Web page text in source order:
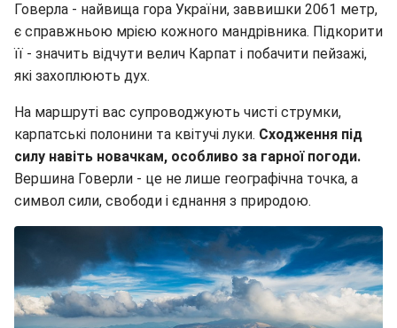
Говерла - найвища гора України, заввишки 2061 метр,
є справжньою мрією кожного мандрівника. Підкорити
її - значить відчути велич Карпат і побачити пейзажі,
які захоплюють дух.
На маршруті вас супроводжують чисті струмки,
карпатські полонини та квітучі луки. Сходження під
силу навіть новачкам, особливо за гарної погоди.
Вершина Говерли - це не лише географічна точка, а
символ сили, свободи і єднання з природою.